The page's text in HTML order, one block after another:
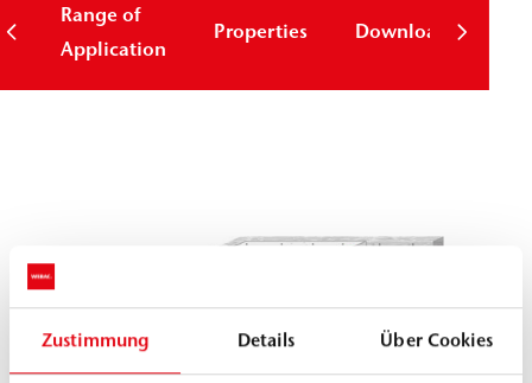
Zustimmung Details Über Cookies
Range of
Application
Properties Downloads